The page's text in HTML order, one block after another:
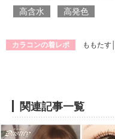
高含水
高発色
カラコンの着レポ ももたす
関連記事一覧